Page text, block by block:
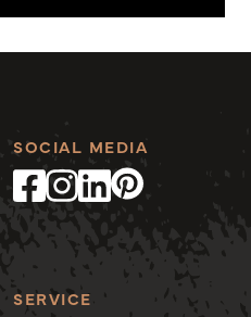
SERVICE
SOCIAL MEDIA